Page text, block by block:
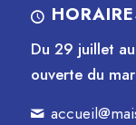
Du 29 juillet
ouverte du